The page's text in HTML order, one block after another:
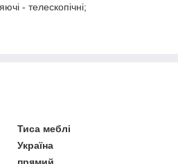
- телескопічні;
Тиса меблі
Україна
прямий